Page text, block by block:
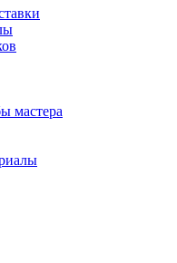
мастера